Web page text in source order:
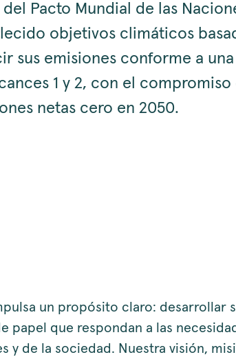
Pacto Mundial de las
objetivos climáticos
sus emisiones conforme a una
1 y 2, con el
netas cero en 2050.
un propósito claro: desarrollar
papel que respondan a las
y de la sociedad. Nuestra visión,